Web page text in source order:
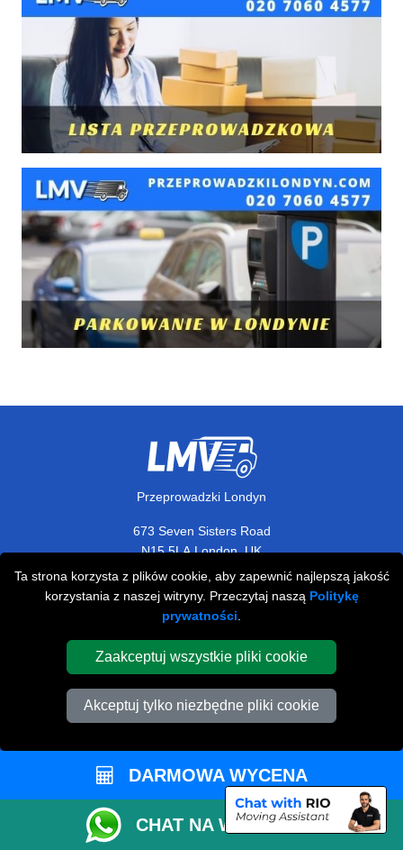
Ta strona korzysta z plików cookie, aby zapewnić najlepszą jakość
korzystania z naszej witryny. Przeczytaj naszą Politykę
prywatności
Zaakceptuj wszystkie pliki cookie
Akceptuj tylko niezbędne pliki cookie
Przeprowadzki Londyn
673 Seven Sisters Road
N15 5LA London,UK
Napisz do nas
+44 208 099 9173
STREFA KLIENTA
FAQ
Rekomendacje
Polityka Prywatności
DARMOWA WYCENA
CHAT NA WHATSAPP